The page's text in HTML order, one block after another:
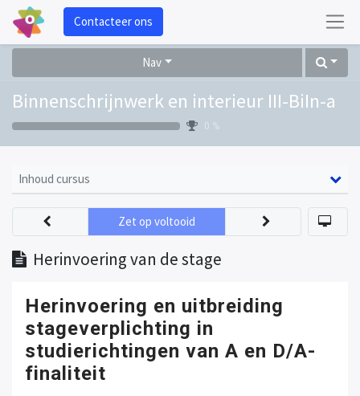
Contacteer ons
Nav
Binnenschrijnwerk en interieur III-BiIn-a
0 %
Inhoud cursus
Herinvoering van de stage
Zet op voltooid
Herinvoering en uitbreiding
stageverplichting in
studierichtingen van A en D/A-
finaliteit